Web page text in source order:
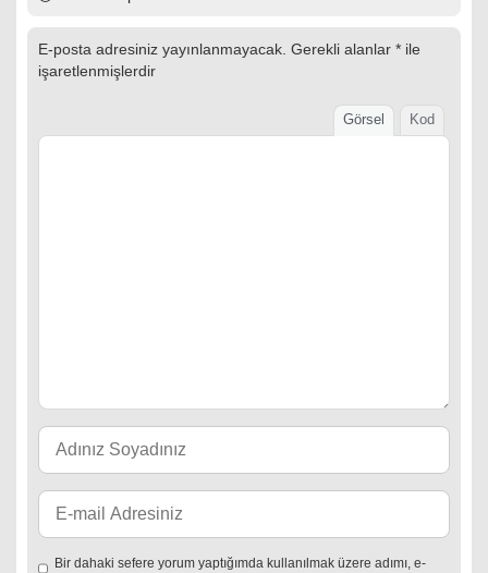
E-posta adresiniz yayınlanmayacak. Gerekli alanlar * ile
işaretlenmişlerdir
Görsel Kod
Bir dahaki sefere yorum yaptığımda kullanılmak üzere adımı, e-